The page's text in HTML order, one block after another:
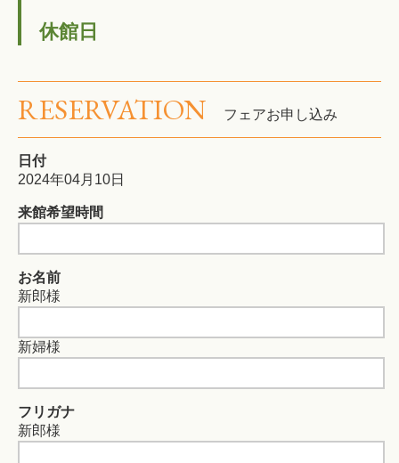
休館日
RESERVATION フェアお申し込み
日付
2024年04月10日
来館希望時間
お名前
新郎様
新婦様
フリガナ
新郎様